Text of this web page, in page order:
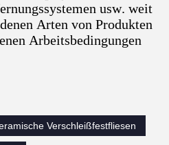
usw. weit
Arten von Produkten
Arbeitsbedingungen
Verschleißfestfliesen